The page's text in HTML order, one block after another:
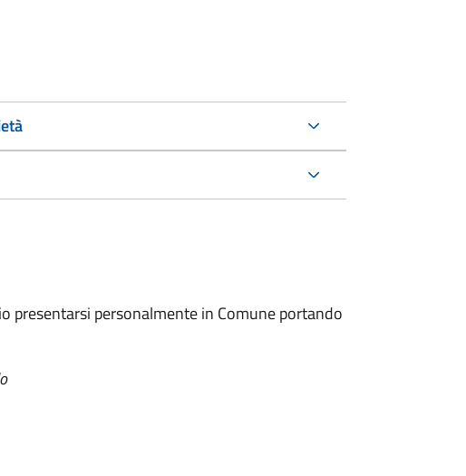
presentarsi personalmente in Comune portando